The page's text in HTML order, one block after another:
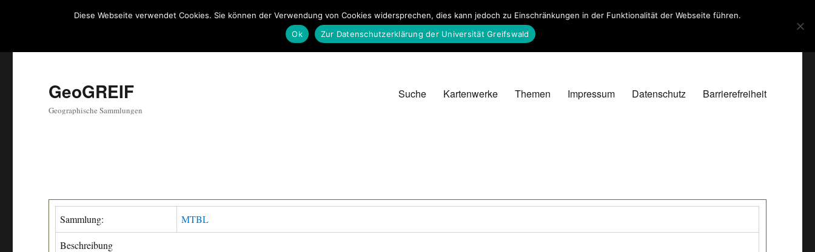
GeoGREIF
Geographische Sammlungen
Suche Kartenwerke Themen Impressum Datenschutz Barrierefreiheit
Sammlung: MTBL
Beschreibung
Diese Webseite verwendet Cookies. Sie können der Verwendung von Cookies widersprechen, dies kann jedoch zu Einschränkungen in der Funktionalität der Webseite führen.
Ok
Zur Datenschutzerklärung der Universität Greifswald